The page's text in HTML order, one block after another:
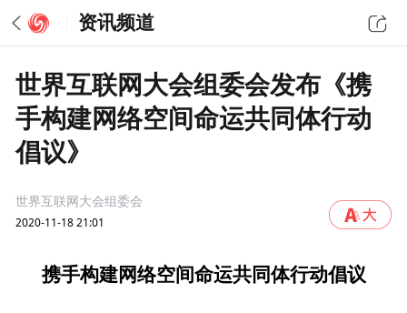
资讯频道
世界互联网大会组委会发布《携
手构建网络空间命运共同体行动
倡议》
世界互联网大会组委会
2020-11-18 21:01
携手构建网络空间命运共同体行动倡议